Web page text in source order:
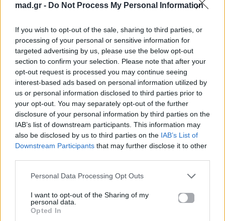
mad.gr - Do Not Process My Personal Information
If you wish to opt-out of the sale, sharing to third parties, or
processing of your personal or sensitive information for
targeted advertising by us, please use the below opt-out
section to confirm your selection. Please note that after your
opt-out request is processed you may continue seeing
interest-based ads based on personal information utilized by
us or personal information disclosed to third parties prior to
your opt-out. You may separately opt-out of the further
disclosure of your personal information by third parties on the
IAB’s list of downstream participants. This information may
also be disclosed by us to third parties on the IAB’s List of
Downstream Participants that may further disclose it to other
Personal Data Processing Opt Outs
I want to opt-out of the Sharing of my
personal data.
Opted In
Αττική: Οι 29
ακατάλληλες παραλίες
25.06.2026
το πρόγραμμα
υποτροφιών
AKTOR4TheFuture
04.06.2026
αύξηση κερδοφορίας
στη φετινή Eurovision
Μεταφορικό μέσο ή
«παγίδα» θανάτου;